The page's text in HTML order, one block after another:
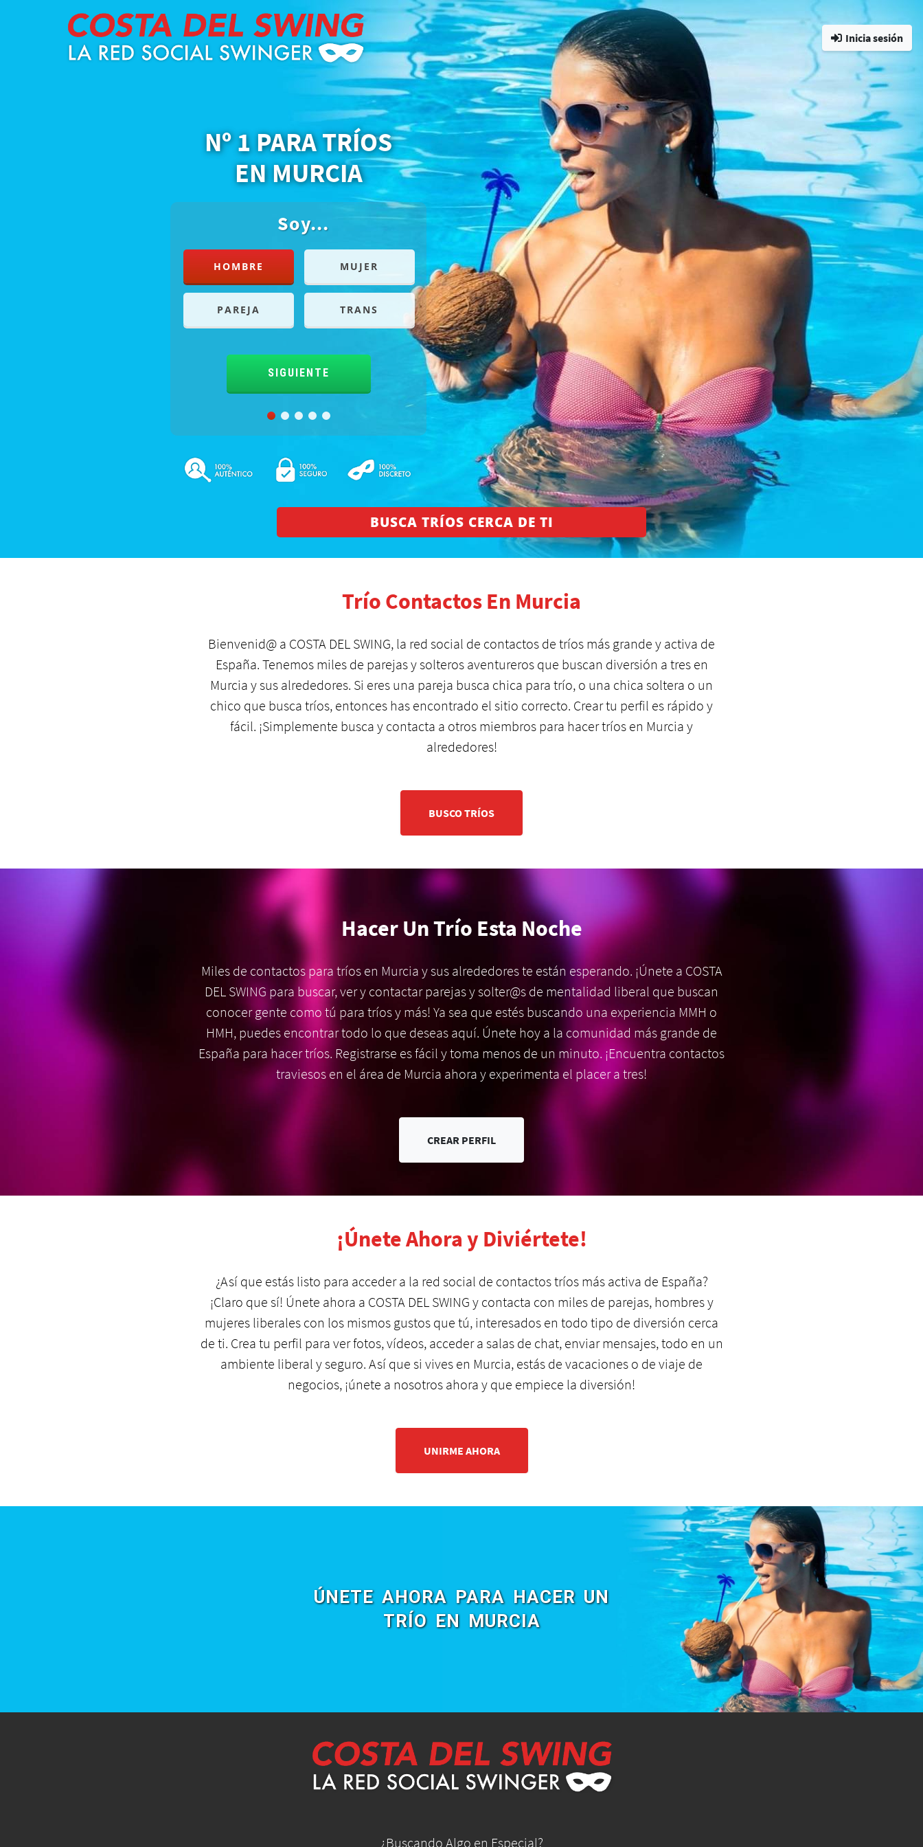
Inicia sesión
Nº 1 PARA TRÍOS
EN MURCIA
Soy...
HOMBRE MUJER
PAREJA TRANS
Buscando
Selecciona una o más
HOMBRE MUJER
PAREJA
Fecha de
nacimiento
Por ejemplo
23
BUSCA TRÍOS CERCA DE TI
Trío Contactos En Murcia
Bienvenid@ a COSTA DEL SWING, la red social de contactos de tríos más grande y activa de
España. Tenemos miles de parejas y solteros aventureros que buscan diversión a tres en
Murcia y sus alrededores. Si eres una pareja busca chica para trío, o una chica soltera o un
chico que busca tríos, entonces has encontrado el sitio correcto. Crear tu perfil es rápido y
fácil. ¡Simplemente busca y contacta a otros miembros para hacer tríos en Murcia y
alrededores!
BUSCO TRÍOS
Hacer Un Trío Esta Noche
Miles de contactos para tríos en Murcia y sus alrededores te están esperando. ¡Únete a COSTA
DEL SWING para buscar, ver y contactar parejas y solter@s de mentalidad liberal que buscan
conocer gente como tú para tríos y más! Ya sea que estés buscando una experiencia MMH o
HMH, puedes encontrar todo lo que deseas aquí. Únete hoy a la comunidad más grande de
España para hacer tríos. Registrarse es fácil y toma menos de un minuto. ¡Encuentra contactos
traviesos en el área de Murcia ahora y experimenta el placer a tres!
CREAR PERFIL
¡Únete Ahora y Diviértete!
¿Así que estás listo para acceder a la red social de contactos tríos más activa de España?
¡Claro que sí! Únete ahora a COSTA DEL SWING y contacta con miles de parejas, hombres y
mujeres liberales con los mismos gustos que tú, interesados en todo tipo de diversión cerca
de ti. Crea tu perfil para ver fotos, vídeos, acceder a salas de chat, enviar mensajes, todo en un
ambiente liberal y seguro. Así que si vives en Murcia, estás de vacaciones o de viaje de
negocios, ¡únete a nosotros ahora y que empiece la diversión!
UNIRME AHORA
ÚNETE AHORA PARA HACER UN
TRÍO EN MURCIA
¿Buscando Algo en Especial?